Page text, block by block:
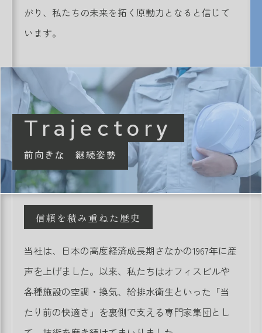
がり、私たちの未来を拓く原動力となると信じて
います。
Trajectory
前向きな 継続姿勢
信頼を積み重ねた歴史
当社は、日本の高度経済成長期さなかの1967年に産
声を上げました。以来、私たちはオフィスビルや
各種施設の空調・換気、給排水衛生といった「当
たり前の快適さ」を裏側で支える専門家集団とし